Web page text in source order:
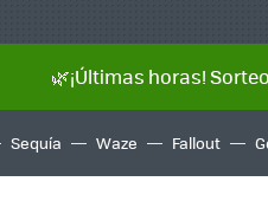
🌿¡Últimas horas!
Sequía Waze Fallout